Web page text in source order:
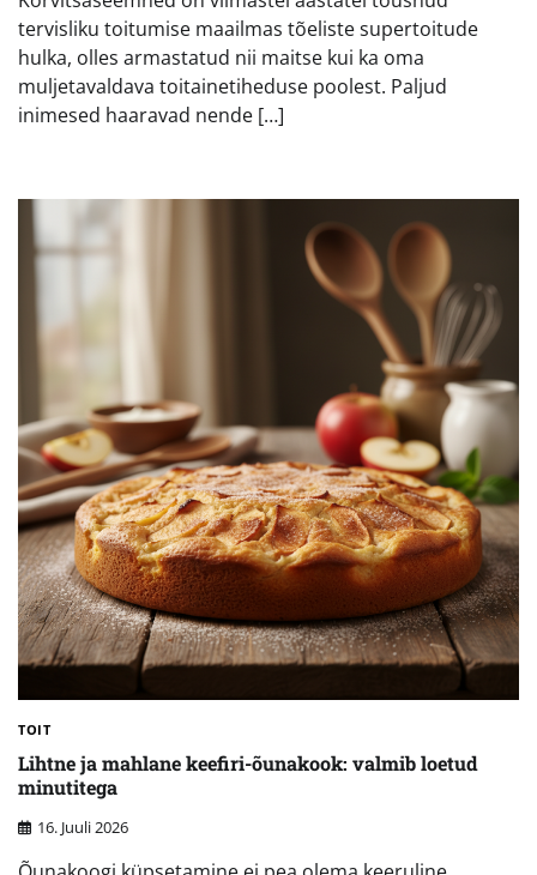
tervisliku toitumise maailmas tõeliste supertoitude
hulka, olles armastatud nii maitse kui ka oma
muljetavaldava toitainetiheduse poolest. Paljud
inimesed haaravad nende […]
TOIT
Lihtne ja mahlane keefiri-õunakook: valmib loetud
minutitega
16. Juuli 2026